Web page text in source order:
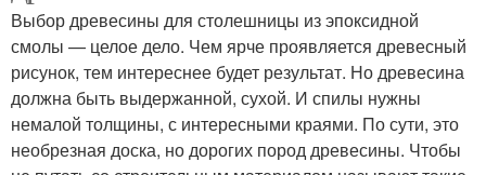
Выбор древесины для столешницы из эпоксидной
смолы — целое дело. Чем ярче проявляется древесный
рисунок, тем интереснее будет результат. Но древесина
должна быть выдержанной, сухой. И спилы нужны
немалой толщины, с интересными краями. По сути, это
необрезная доска, но дорогих пород древесины. Чтобы